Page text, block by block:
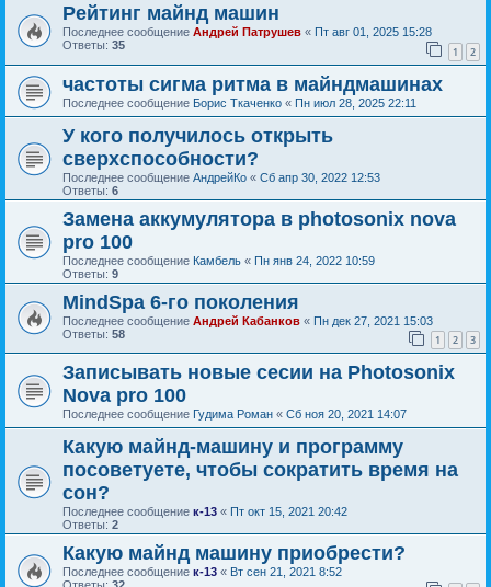
Рейтинг майнд машин
Последнее сообщение Андрей Патрушев « Пт авг 01, 2025 15:28
Ответы: 35 1 2
частоты сигма ритма в майндмашинах
Последнее сообщение Борис Ткаченко « Пн июл 28, 2025 22:11
У кого получилось открыть
сверхспособности?
Последнее сообщение АндрейКо « Сб апр 30, 2022 12:53
Ответы: 6
Замена аккумулятора в photosonix nova
pro 100
Последнее сообщение Камбель « Пн янв 24, 2022 10:59
Ответы: 9
MindSpa 6-го поколения
Последнее сообщение Андрей Кабанков « Пн дек 27, 2021 15:03
Ответы: 58 1 2 3
Записывать новые сесии на Photosonix
Nova pro 100
Последнее сообщение Гудима Роман « Сб ноя 20, 2021 14:07
Какую майнд-машину и программу
посоветуете, чтобы сократить время на
сон?
Последнее сообщение к-13 « Пт окт 15, 2021 20:42
Ответы: 2
Какую майнд машину приобрести?
Последнее сообщение к-13 « Вт сен 21, 2021 8:52